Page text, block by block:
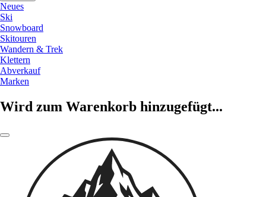
Neues
Ski
Snowboard
Skitouren
Wandern & Trek
Klettern
Abverkauf
Marken
Wird zum Warenkorb hinzugefügt...